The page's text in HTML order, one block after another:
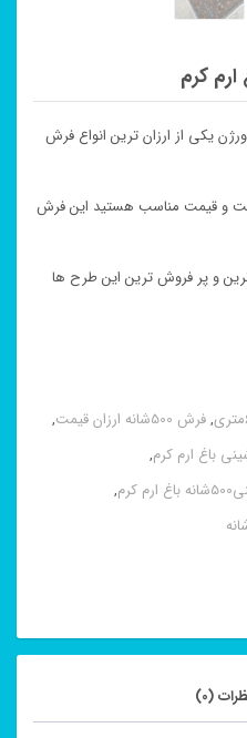
۵۰۰ شانه ( طرح ۷۰۰ ) ورژن یکی از ارزان ترین انواع فرش
و قیمت مناسب هستید این فرش
و پر فروش ترین این طرح ها
,فرش 500شانه ارزان قیمت
,
باغ ارم کرم,
کرم
,
(0)